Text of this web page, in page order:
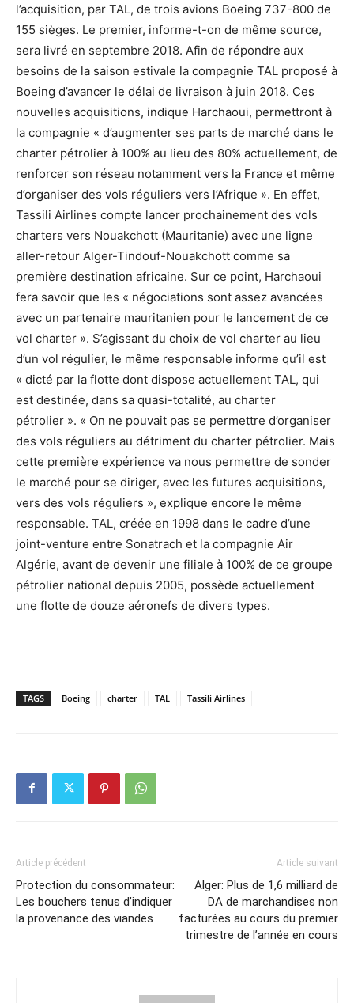
l’acquisition, par TAL, de trois avions Boeing 737-800 de
155 sièges. Le premier, informe-t-on de même source,
sera livré en septembre 2018. Afin de répondre aux
besoins de la saison estivale la compagnie TAL proposé à
Boeing d’avancer le délai de livraison à juin 2018. Ces
nouvelles acquisitions, indique Harchaoui, permettront à
la compagnie « d’augmenter ses parts de marché dans le
charter pétrolier à 100% au lieu des 80% actuellement, de
renforcer son réseau notamment vers la France et même
d’organiser des vols réguliers vers l’Afrique ». En effet,
Tassili Airlines compte lancer prochainement des vols
charters vers Nouakchott (Mauritanie) avec une ligne
aller-retour Alger-Tindouf-Nouakchott comme sa
première destination africaine. Sur ce point, Harchaoui
fera savoir que les « négociations sont assez avancées
avec un partenaire mauritanien pour le lancement de ce
vol charter ». S’agissant du choix de vol charter au lieu
d’un vol régulier, le même responsable informe qu’il est
« dicté par la flotte dont dispose actuellement TAL, qui
est destinée, dans sa quasi-totalité, au charter
pétrolier ». « On ne pouvait pas se permettre d’organiser
des vols réguliers au détriment du charter pétrolier. Mais
cette première expérience va nous permettre de sonder
le marché pour se diriger, avec les futures acquisitions,
vers des vols réguliers », explique encore le même
responsable. TAL, créée en 1998 dans le cadre d’une
joint-venture entre Sonatrach et la compagnie Air
Algérie, avant de devenir une filiale à 100% de ce groupe
pétrolier national depuis 2005, possède actuellement
une flotte de douze aéronefs de divers types.
TAGS Boeing charter TAL Tassili Airlines
Article précédent
Protection du consommateur:
Les bouchers tenus d’indiquer
la provenance des viandes
Article suivant
Alger: Plus de 1,6 milliard de
DA de marchandises non
facturées au cours du premier
trimestre de l’année en cours